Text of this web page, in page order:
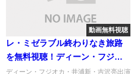
動画無料視聴
レ・ミゼラブル終わりなき旅路
を無料視聴！ディーン・フジオ
カ主演
ディーン・フジオカ・井浦新・吉沢亮出演